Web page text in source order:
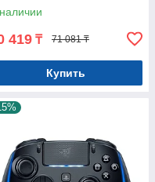
419 ₸ 71 081 ₸
Купить